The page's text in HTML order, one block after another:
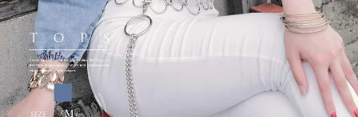
商品一覧
CONTENTS
PICKUP